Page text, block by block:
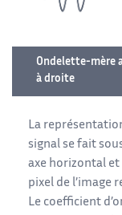
Ondelette-mère
à droite
La
signal se fait
axe horizontal et
pixel de l’image
Le coefficient